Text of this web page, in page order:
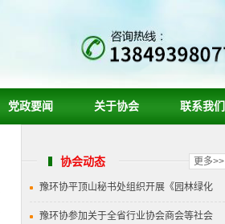
党政要闻 关于协会 联系我们
更多>>
协会动态
豫环协平顶山秘书处组织开展《园林绿化
豫环协参加关于全省行业协会商会等社会